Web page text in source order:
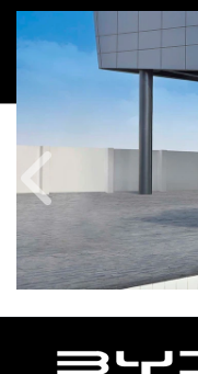
Anterior